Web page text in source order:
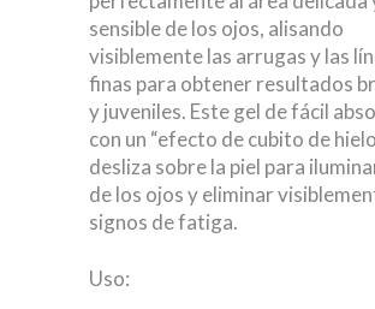
sensible de los ojos, alisando
visiblemente las arrugas y las
finas para obtener resultados
y juveniles. Este gel de fácil
con un “efecto de cubito de
desliza sobre la piel para
de los ojos y eliminar
signos de fatiga.
Uso: